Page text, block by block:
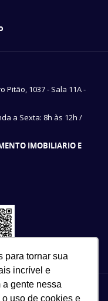
para tornar sua
incrível e
a gente nessa
uso de cookies e
Pitão, 1037 - Sala 11A -
a Sexta: 8h às 12h /
IMOBILIARIO E